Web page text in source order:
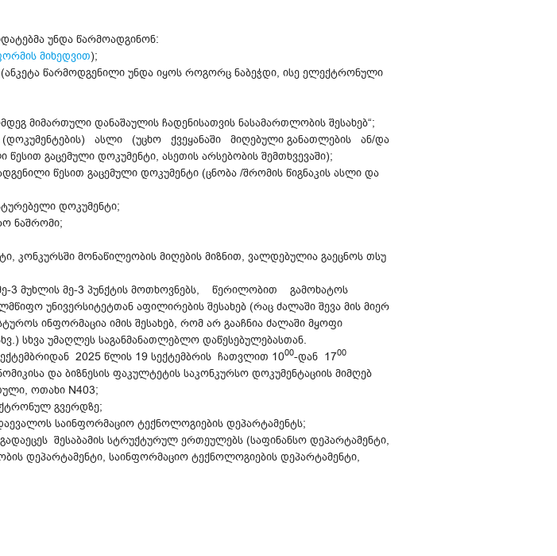
უნდა წარმოადგინონ:
მიხედვით);
წარმოდგენილი უნდა იყოს როგორც ნაბეჭდი, ისე ელექტრონული
მიმართული დანაშაულის ჩადენისათვის ნასამართლობის შესახებ“;
(დოკუმენტების) ასლი (უცხო ქვეყანაში მიღებული განათლების ან/და
გაცემული დოკუმენტი, ასეთის არსებობის შემთხვევაში);
წესით გაცემული დოკუმენტი (ცნობა /შრომის წიგნაკის ასლი და
დოკუმენტი;
ნაშრომი;
მონაწილეობის მიღების მიზნით, ვალდებულია გაეცნოს თსუ
3 მუხლის მე-3 პუნქტის მოთხოვნებს, წერილობით გამოხატოს
უნივერსიტეტთან აფილირების შესახებ (რაც ძალაში შევა მის მიერ
ინფორმაცია იმის შესახებ, რომ არ გააჩნია ძალაში მყოფი
სხვა უმაღლეს საგანმანათლებლო დაწესებულებასთან.
2025 წლის 19 სექტემბრის ჩათვლით 1000-დან 1700
და ბიზნესის ფაკულტეტის საკონკურსო დოკუმენტაციის მიმღებ
ოთახი N403;
გვერდზე;
საინფორმაციო ტექნოლოგიების დეპარტამენტს;
შესაბამის სტრუქტურულ ერთეულებს (საფინანსო დეპარტამენტი,
დეპარტამენტი, საინფორმაციო ტექნოლოგიების დეპარტამენტი,